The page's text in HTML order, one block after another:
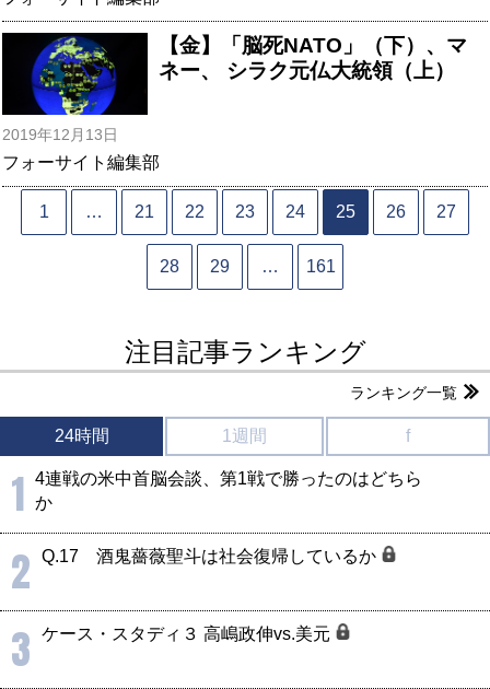
【金】「脳死NATO」（下）、マ
ネー、 シラク元仏大統領（上）
2019年12月13日
フォーサイト編集部
1 … 21 22 23 24 25 26 27
28 29 … 161
注目記事ランキング
ランキング一覧
24時間 1週間 f
1 4連戦の米中首脳会談、第1戦で勝ったのはどちら
か
2 Q.17 酒鬼薔薇聖斗は社会復帰しているか
3 ケース・スタディ３ 高嶋政伸vs.美元